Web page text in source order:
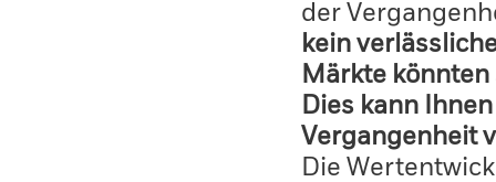
der
kein
Märkte
Dies kann
Vergangenheit
Die